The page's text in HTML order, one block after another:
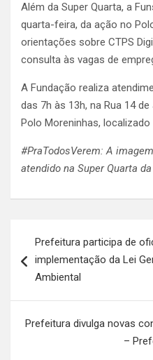
Além da Super Quarta, a
quarta-feira, da ação no
orientações sobre CTPS
consulta às vagas de
A Fundação realiza
das 7h às 13h, na Rua 14
Polo Moreninhas, localizado
#PraTodosVerem: A
atendido na Super Quarta
de
Post
Prefeitura participa de
implementação da Lei
Ambiental
Prefeitura divulga novas
–